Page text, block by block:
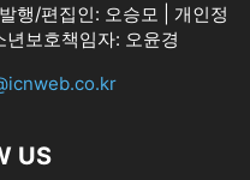
행/편집인: 오승모 | 개인정
보호책임자: 오윤경
US